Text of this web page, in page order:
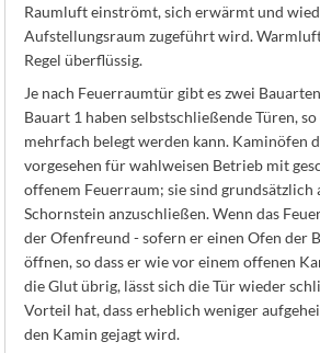
Raumluft einströmt, sich erwärmt und
Aufstellungsraum zugeführt wird.
Regel überflüssig.
Je nach Feuerraumtür gibt es zwei
Bauart 1 haben selbstschließende Türen,
mehrfach belegt werden kann. Kaminöfen
vorgesehen für wahlweisen Betrieb mit
offenem Feuerraum; sie sind grundsätzlich
Schornstein anzuschließen. Wenn das
der Ofenfreund - sofern er einen Ofen der
öffnen, so dass er wie vor einem offenen
die Glut übrig, lässt sich die Tür wieder
Vorteil hat, dass erheblich weniger
den Kamin gejagt wird.